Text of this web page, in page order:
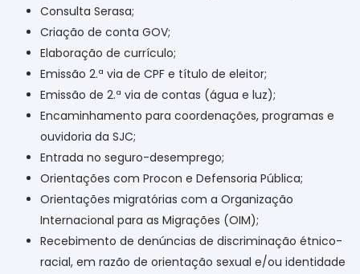
Consulta Serasa;
Criação de conta GOV;
Elaboração de currículo;
Emissão 2.ª via de CPF e título de eleitor;
Emissão de 2.ª via de contas (água e luz);
Encaminhamento para coordenações, programas e
ouvidoria da SJC;
Entrada no seguro-desemprego;
Orientações com Procon e Defensoria Pública;
Orientações migratórias com a Organização
Internacional para as Migrações (OIM);
Recebimento de denúncias de discriminação étnico-
racial, em razão de orientação sexual e/ou identidade